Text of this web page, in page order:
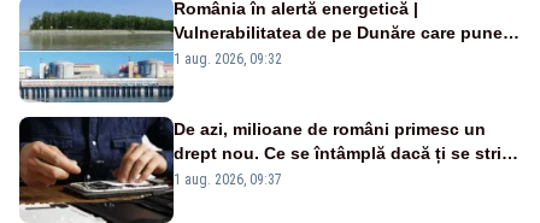
România în alertă energetică |
Vulnerabilitatea de pe Dunăre care pune
în pericol Centrala Cernavodă era
1 aug. 2026, 09:32
De azi, milioane de români primesc un
drept nou. Ce se întâmplă dacă ți se strică
un produs
1 aug. 2026, 09:37